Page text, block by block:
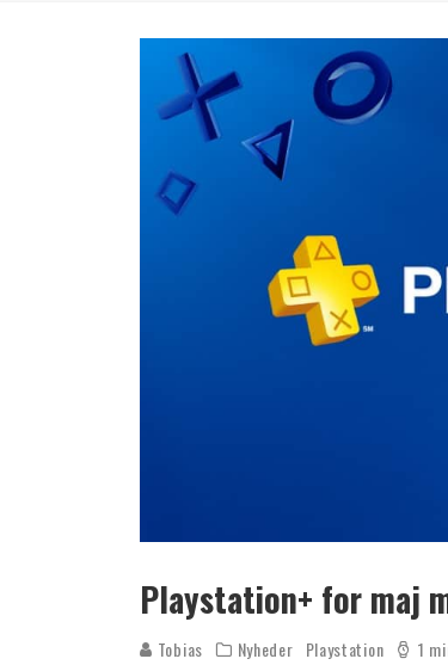
LET’S FREEZE SOME PENGUINS LANDER PÅ NINTENDO SWITCH
Playstation+ for maj
Tobias Nyheder Playstation 1